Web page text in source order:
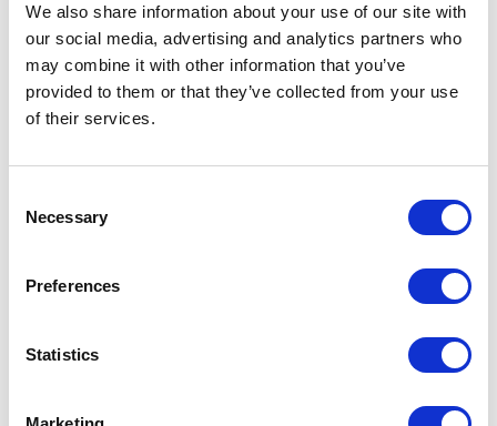
We also share information about your use of our site with
our social media, advertising and analytics partners who
may combine it with other information that you’ve
provided to them or that they’ve collected from your use
of their services.
Selection
Necessary
Preferences
Statistics
Med CAMP 365 er det allerede
blevet meget nemmere at
håndtere medlemmerne lokalt, og
det sparer tid – ikke kun i
lokalafdelingerne, men også hos
mig som landsformand og for
sekretariatet.
Hurtigere vej til hjælp,